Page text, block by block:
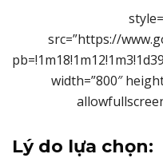
src=”https://
width=”800″
Lý do lựa chọn: